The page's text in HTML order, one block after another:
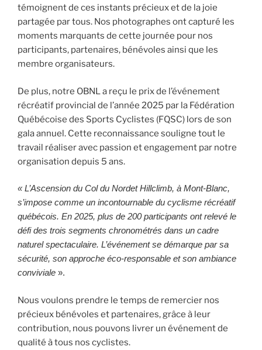
témoignent de ces instants précieux et de la joie
partagée par tous. Nos photographes ont capturé les
moments marquants de cette journée pour nos
participants, partenaires, bénévoles ainsi que les
membre organisateurs.
De plus, notre OBNL a reçu le prix de l’événement
récréatif provincial de l’année 2025 par la Fédération
Québécoise des Sports Cyclistes (FQSC) lors de son
gala annuel. Cette reconnaissance souligne tout le
travail réaliser avec passion et engagement par notre
organisation depuis 5 ans.
« L’Ascension du Col du Nordet Hillclimb, à Mont-Blanc,
s’impose comme un incontournable du cyclisme récréatif
québécois. En 2025, plus de 200 participants ont relevé le
défi des trois segments chronométrés dans un cadre
naturel spectaculaire. L’événement se démarque par sa
sécurité, son approche éco-responsable et son ambiance
conviviale ».
Nous voulons prendre le temps de remercier nos
précieux bénévoles et partenaires, grâce à leur
contribution, nous pouvons livrer un événement de
qualité à tous nos cyclistes.